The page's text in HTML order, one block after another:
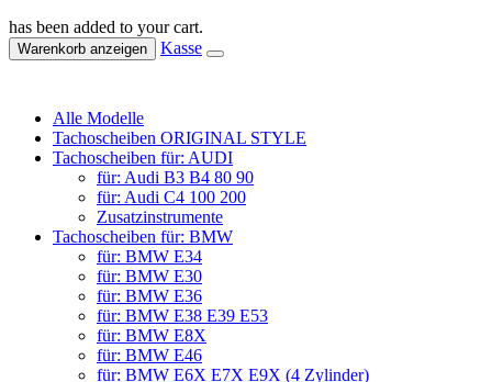
has been added to your cart.
Warenkorb anzeigen Kasse
Alle Modelle
Tachoscheiben ORIGINAL STYLE
Tachoscheiben für: AUDI
für: Audi B3 B4 80 90
für: Audi C4 100 200
Zusatzinstrumente
Tachoscheiben für: BMW
für: BMW E34
für: BMW E30
für: BMW E36
für: BMW E38 E39 E53
für: BMW E8X
für: BMW E46
für: BMW E6X E7X E9X (4 Zylinder)